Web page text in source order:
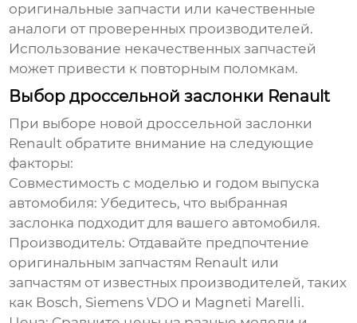
оригинальные запчасти или качественные
аналоги от проверенных производителей.
Использование некачественных запчастей
может привести к повторным поломкам.
Выбор дроссельной заслонки Renault
При выборе новойдроссельной заслонки
Renault обратите внимание на следующие
факторы:
Совместимость с моделью и годом выпуска
автомобиля: Убедитесь, что выбранная
заслонка подходит для вашего автомобиля.
Производитель: Отдавайте предпочтение
оригинальным запчастям Renault или
запчастям от известных производителей, таких
как Bosch, Siemens VDO и Magneti Marelli.